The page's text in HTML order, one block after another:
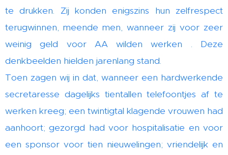
te drukken. Zij konden enigszins hun zelfrespect
terugwinnen, meende men, wanneer zij voor zeer
weinig geld voor AA wilden werken . Deze
denkbeelden hielden jarenlang stand.
Toen zagen wij in dat, wanneer een hardwerkende
secretaresse dagelijks tientallen telefoontjes af te
werken kreeg; een twintigtal klagende vrouwen had
aanhoort; gezorgd had voor hospitalisatie en voor
een sponsor voor tien nieuwelingen; vriendelijk en